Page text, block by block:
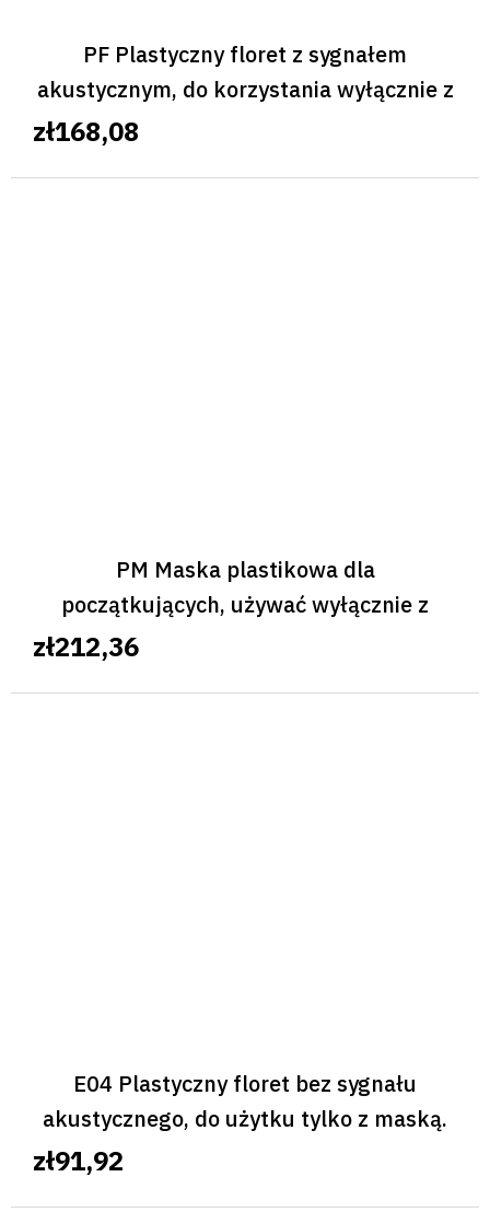
PF Plastyczny floret z sygnałem
akustycznym, do korzystania wyłącznie z
zł168,08
PM Maska plastikowa dla
początkujących, używać wyłącznie z
zł212,36
E04 Plastyczny floret bez sygnału
akustycznego, do użytku tylko z maską.
zł91,92